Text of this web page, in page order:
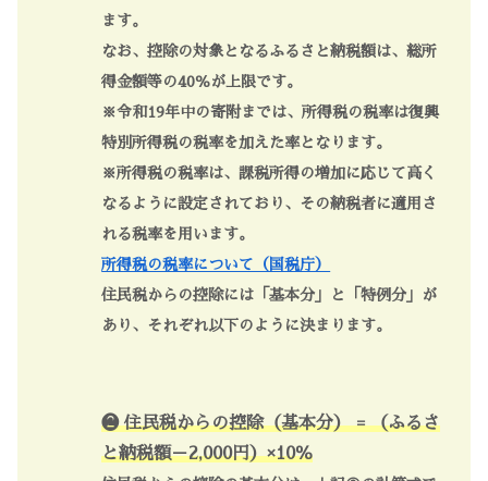
ます。
なお、控除の対象となるふるさと納税額は、総所
得金額等の40％が上限です。
※令和19年中の寄附までは、所得税の税率は復興
特別所得税の税率を加えた率となります。
※所得税の税率は、課税所得の増加に応じて高く
なるように設定されており、その納税者に適用さ
れる税率を用います。
所得税の税率について（国税庁）
住民税からの控除には「基本分」と「特例分」が
あり、それぞれ以下のように決まります。
❷ 住民税からの控除（基本分） = （ふるさ
と納税額－2,000円）×10％